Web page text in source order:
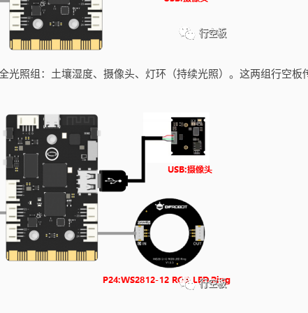
光照组：土壤湿度、摄像头、灯环（持续光照）。这两组行空板